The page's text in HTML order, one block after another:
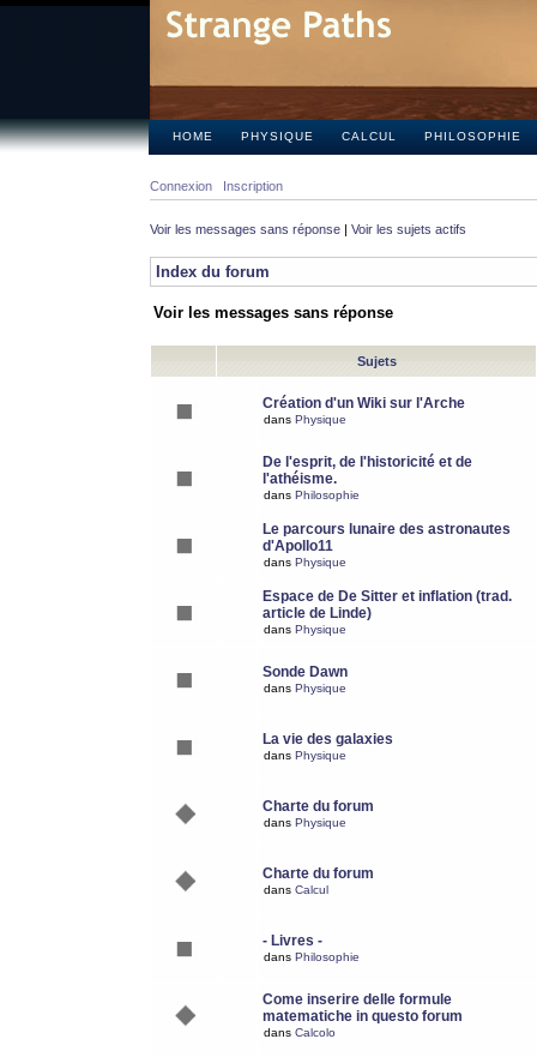
HOME PHYSIQUE CALCUL PHILOSOPHIE
Connexion Inscription
Voir les messages sans réponse | Voir les sujets actifs
Index du forum
Voir les messages sans réponse
Sujets
Création d'un Wiki sur l'Arche
dans Physique
De l'esprit, de l'historicité et de
l'athéisme.
dans Philosophie
Le parcours lunaire des astronautes
d'Apollo11
dans Physique
Espace de De Sitter et inflation (trad.
article de Linde)
dans Physique
Sonde Dawn
dans Physique
La vie des galaxies
dans Physique
Charte du forum
dans Physique
Charte du forum
dans Calcul
- Livres -
dans Philosophie
Come inserire delle formule
matematiche in questo forum
dans Calcolo